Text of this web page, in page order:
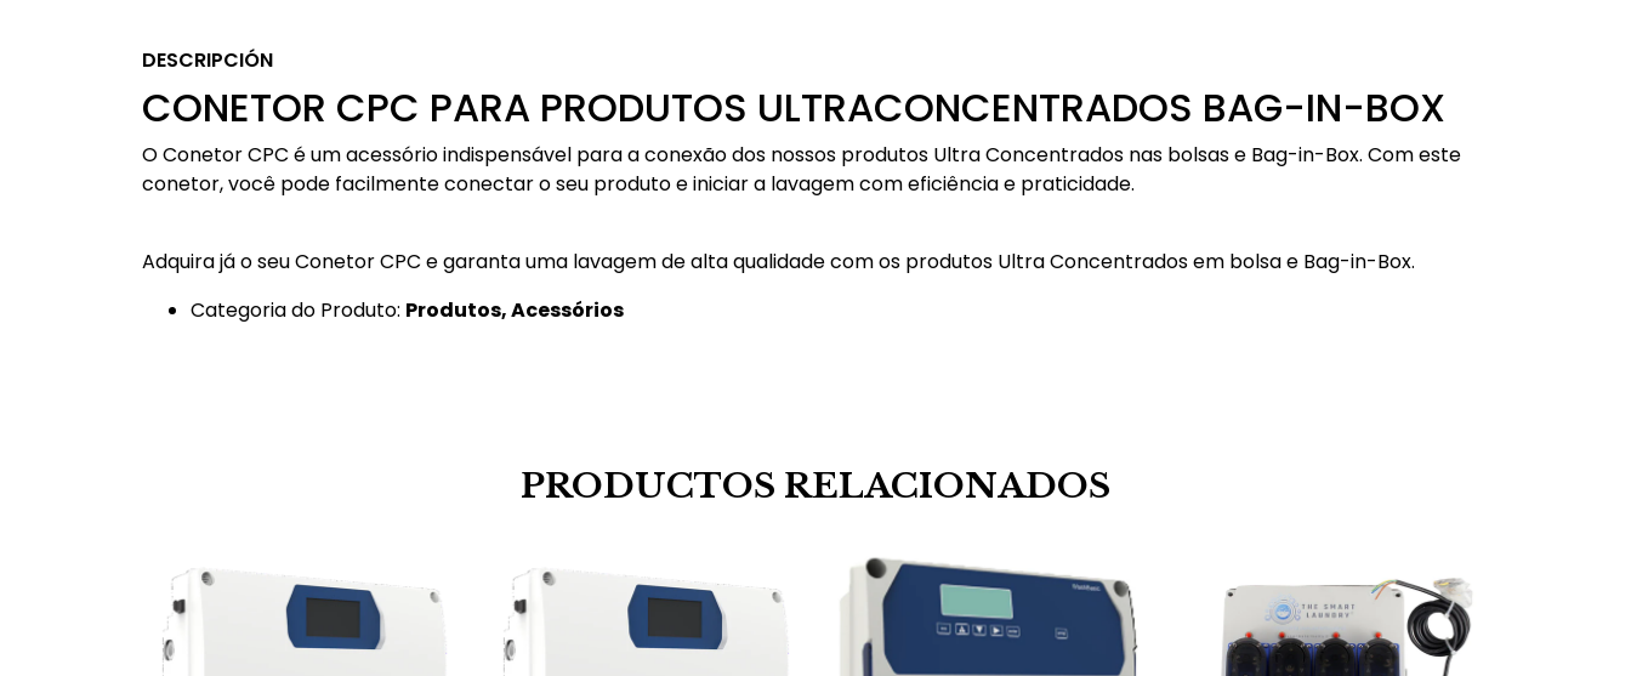
DESCRIPCIÓN
CONETOR CPC PARA PRODUTOS ULTRACONCENTRADOS BAG-IN-BOX
O Conetor CPC é um acessório indispensável para a conexão dos nossos produtos Ultra Concentrados nas bolsas e Bag-in-Box. Com este
conetor, você pode facilmente conectar o seu produto e iniciar a lavagem com eficiência e praticidade.
Adquira já o seu Conetor CPC e garanta uma lavagem de alta qualidade com os produtos Ultra Concentrados em bolsa e Bag-in-Box.
Categoria do Produto: Produtos, Acessórios
PRODUCTOS RELACIONADOS